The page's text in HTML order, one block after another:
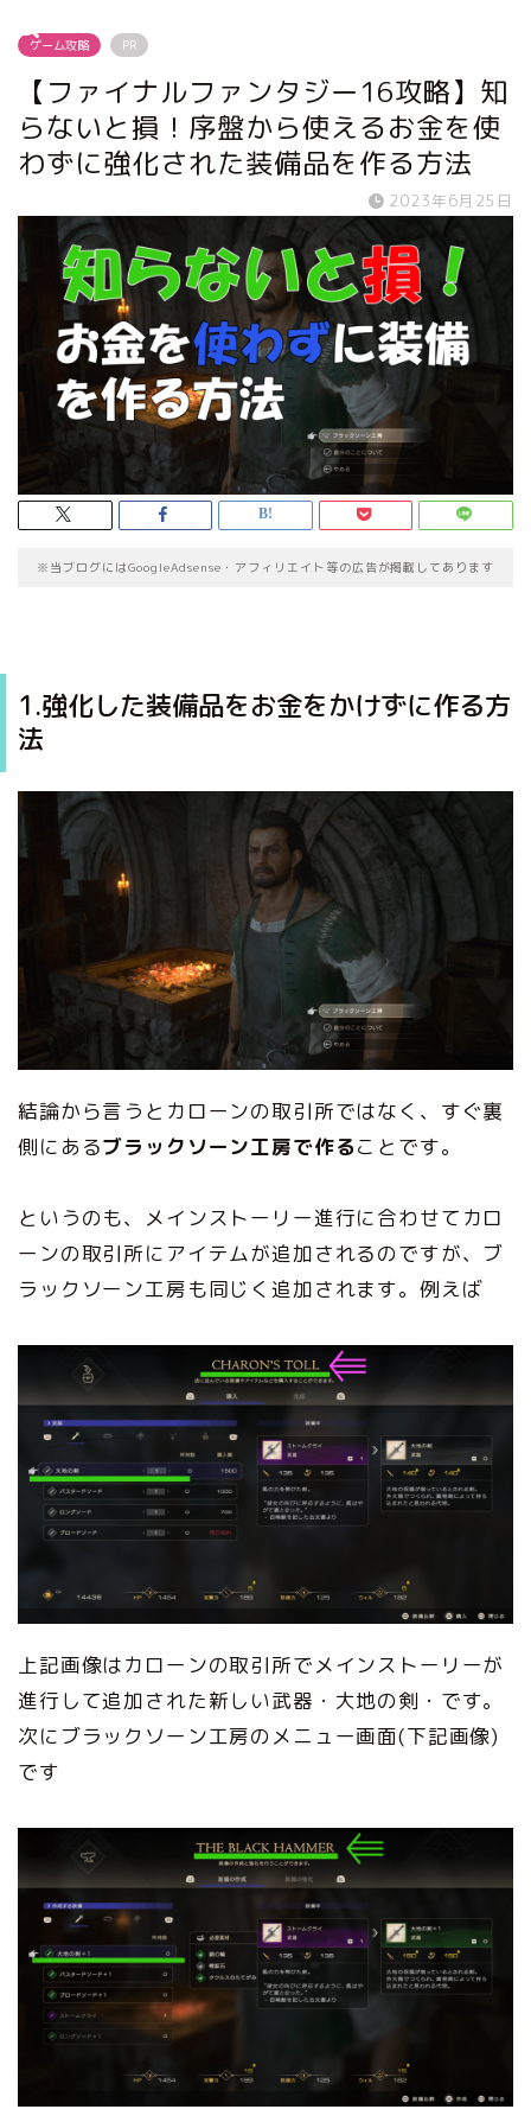
ゲーム攻略 PR
【ファイナルファンタジー16攻略】知
らないと損！序盤から使えるお金を使
わずに強化された装備品を作る方法
2023年6月25日
※当ブログにはGoogleAdsense・アフィリエイト等の広告が掲載してあります
1.強化した装備品をお金をかけずに作る方
法
結論から言うとカローンの取引所ではなく、すぐ裏
側にあるブラックソーン工房で作ることです。
というのも、メインストーリー進行に合わせてカロ
ーンの取引所にアイテムが追加されるのですが、ブ
ラックソーン工房も同じく追加されます。例えば
上記画像はカローンの取引所でメインストーリーが
進行して追加された新しい武器・大地の剣・です。
次にブラックソーン工房のメニュー画面(下記画像)
です